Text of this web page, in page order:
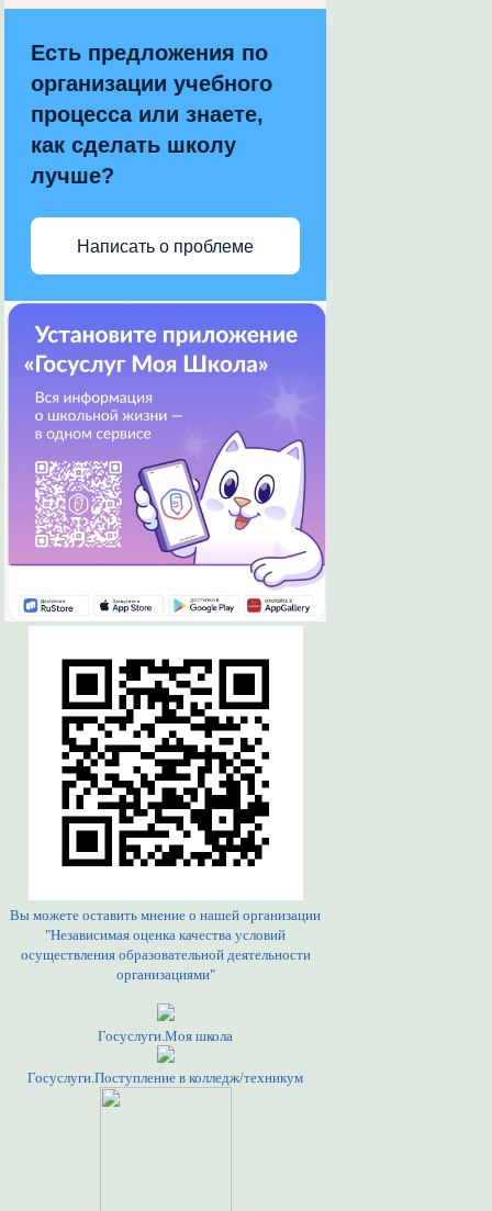
Есть предложения по
организации учебного
процесса или знаете,
как сделать школу
лучше?
Написать о проблеме
Вы можете оставить мнение о нашей организации
"Независимая оценка качества условий
осуществления образовательной деятельности
организациями"
Госуслуги.Моя школа
Госуслуги.Поступление в колледж/техникум